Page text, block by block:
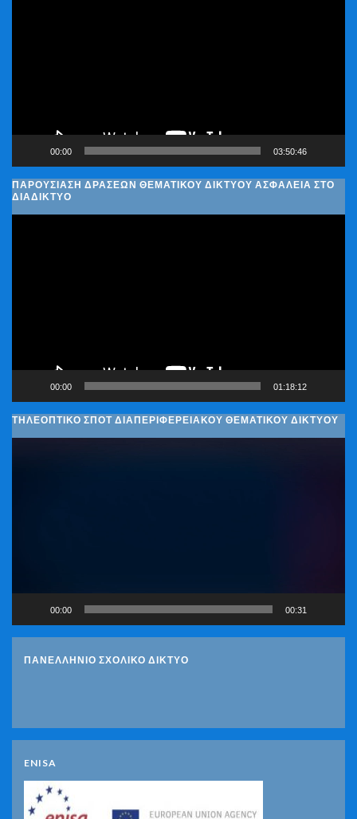
00:00 03:50:46
ΠΑΡΟΥΣΊΑΣΗ ΔΡΆΣΕΩΝ ΘΕΜΑΤΙΚΟΎ ΔΙΚΤΎΟΥ ΑΣΦΆΛΕΙΑ ΣΤΟ
ΔΙΑΔΊΚΤΥΟ
00:00 01:18:12
ΤΗΛΕΟΠΤΙΚΟ ΣΠΟΤ ΔΙΑΠΕΡΙΦΕΡΕΙΑΚΟΥ ΘΕΜΑΤΙΚΟΥ ΔΙΚΤΥΟΥ
00:00 00:31
ΠΑΝΕΛΛΗΝΙΟ ΣΧΟΛΙΚΟ ΔΙΚΤΥΟ
ENISA